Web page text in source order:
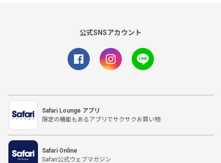
公式SNSアカウント
Safari Lounge アプリ
限定の機能もあるアプリでサクサクお買い物
Safari Online
Safari公式ウェブマガジン